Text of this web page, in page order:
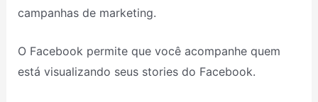
campanhas de marketing.
O Facebook permite que você acompanhe quem
está visualizando seus stories do Facebook.